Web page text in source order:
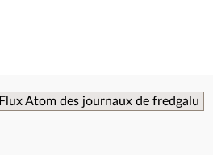
Flux Atom des journaux de fredgalu